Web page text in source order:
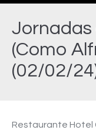
Jornadas
(Como
(02/02/
Restaurante Hotel